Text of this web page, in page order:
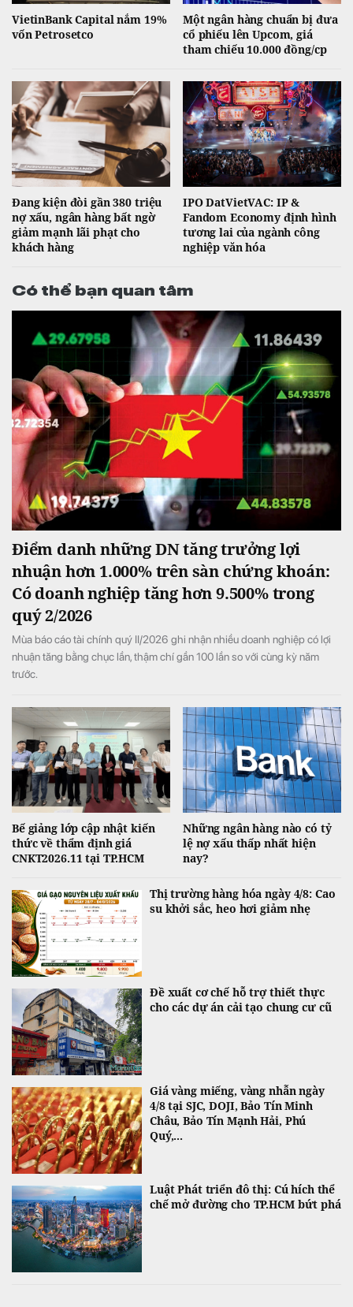
VietinBank Capital nắm 19%
vốn Petrosetco
Một ngân hàng chuẩn bị đưa
cổ phiếu lên Upcom, giá
tham chiếu 10.000 đồng/cp
Đang kiện đòi gần 380 triệu
nợ xấu, ngân hàng bất ngờ
giảm mạnh lãi phạt cho
khách hàng
IPO DatVietVAC: IP &
Fandom Economy định hình
tương lai của ngành công
nghiệp văn hóa
Có thể bạn quan tâm
Điểm danh những DN tăng trưởng lợi
nhuận hơn 1.000% trên sàn chứng khoán:
Có doanh nghiệp tăng hơn 9.500% trong
quý 2/2026
Mùa báo cáo tài chính quý II/2026 ghi nhận nhiều doanh nghiệp có lợi
nhuận tăng bằng chục lần, thậm chí gần 100 lần so với cùng kỳ năm
trước.
Bế giảng lớp cập nhật kiến
thức về thẩm định giá
CNKT2026.11 tại TP.HCM
Những ngân hàng nào có tỷ
lệ nợ xấu thấp nhất hiện
nay?
Thị trường hàng hóa ngày 4/8: Cao
su khởi sắc, heo hơi giảm nhẹ
Đề xuất cơ chế hỗ trợ thiết thực
cho các dự án cải tạo chung cư cũ
Giá vàng miếng, vàng nhẫn ngày
4/8 tại SJC, DOJI, Bảo Tín Minh
Châu, Bảo Tín Mạnh Hải, Phú
Quý,...
Luật Phát triển đô thị: Cú hích thể
chế mở đường cho TP.HCM bứt phá